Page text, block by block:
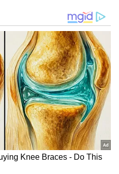
కోసం ఏసియానెట్ తెలుగు
గా ఎంచుకోండి